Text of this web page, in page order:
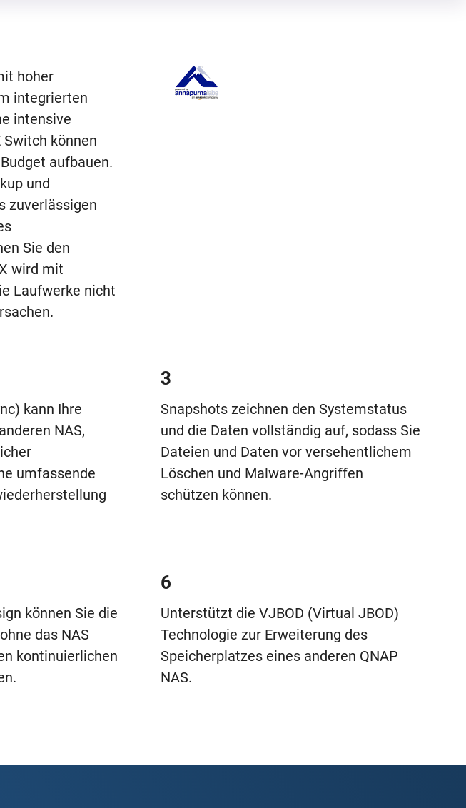
hoher
integrierten
intensive
können
aufbauen.
und
zuverlässigen
Sie den
wird mit
Laufwerke nicht
kann Ihre
NAS,
umfassende
3
Snapshots zeichnen den Systemstatus
und die Daten vollständig auf, sodass Sie
Dateien und Daten vor versehentlichem
Löschen und Malware-Angriffen
schützen können.
können Sie die
das NAS
kontinuierlichen
6
Unterstützt die VJBOD (Virtual JBOD)
Technologie zur Erweiterung des
Speicherplatzes eines anderen QNAP
NAS.